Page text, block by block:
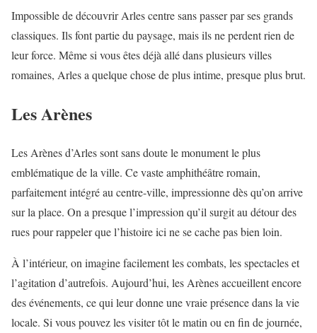
Impossible de découvrir Arles centre sans passer par ses grands
classiques. Ils font partie du paysage, mais ils ne perdent rien de
leur force. Même si vous êtes déjà allé dans plusieurs villes
romaines, Arles a quelque chose de plus intime, presque plus brut.
Les Arènes
Les Arènes d’Arles sont sans doute le monument le plus
emblématique de la ville. Ce vaste amphithéâtre romain,
parfaitement intégré au centre-ville, impressionne dès qu’on arrive
sur la place. On a presque l’impression qu’il surgit au détour des
rues pour rappeler que l’histoire ici ne se cache pas bien loin.
À l’intérieur, on imagine facilement les combats, les spectacles et
l’agitation d’autrefois. Aujourd’hui, les Arènes accueillent encore
des événements, ce qui leur donne une vraie présence dans la vie
locale. Si vous pouvez les visiter tôt le matin ou en fin de journée,